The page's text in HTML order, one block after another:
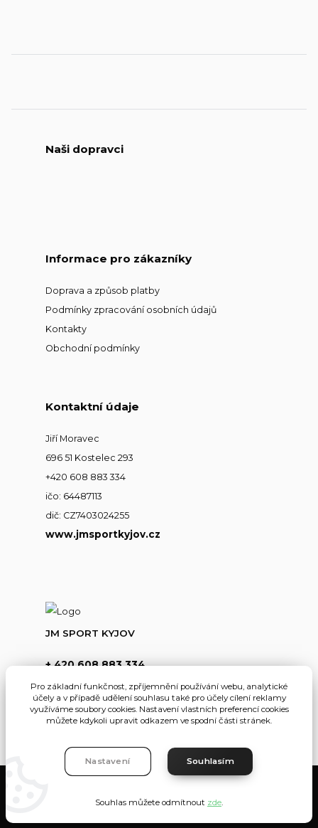
Naši dopravci
Informace pro zákazníky
Doprava a způsob platby
Podmínky zpracování osobních údajů
Kontakty
Obchodní podmínky
Kontaktní údaje
Jiří Moravec
696 51 Kostelec 293
+420 608 883 334
ičo: 64487113
dič: CZ7403024255
www.jmsportkyjov.cz
JM SPORT KYJOV
+ 420 608 883 334
info@jmsportkyjov.cz
Eshop-rychle.cz
Pro základní funkčnost, zpříjemnění používání webu, analytické
účely a v případě udělení souhlasu také pro účely cílení reklamy
využíváme soubory cookies. Nastavení vlastních preferencí cookies
můžete kdykoli upravit odkazem ve spodní části stránek.
Nastavení Souhlasím
Souhlas můžete odmítnout zde.